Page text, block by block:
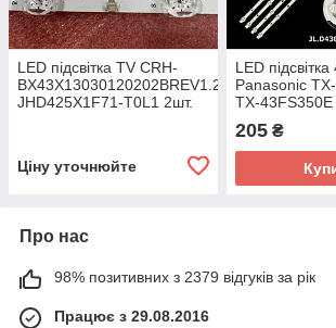
LED підсвітка TV CRH-
BX43X13030120202BREV1.2
JHD425X1F71-T0L1 2шт.
Ціну уточнюйте
LED підсвітка
Panasonic
TX-43FS350E
205₴
Про нас
98% позитивних з 2379 відгуків за рік
Працює з 29.08.2016